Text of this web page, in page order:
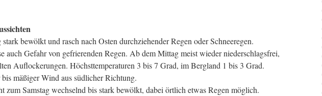
bewölkt und rasch nach Osten durchziehender Regen oder Schneeregen.
auch Gefahr von gefrierenden Regen. Ab dem Mittag meist wieder niederschlagsfrei,
Auflockerungen. Höchsttemperaturen 3 bis 7 Grad, im Bergland 1 bis 3 Grad.
mäßiger Wind aus südlicher Richtung.
zum Samstag wechselnd bis stark bewölkt, dabei örtlich etwas Regen möglich.